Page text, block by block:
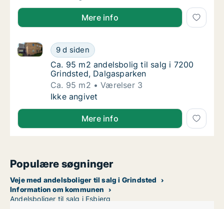
Mere info
Ca. 95 m2 andelsbolig til salg i 7200
9 d siden
Ca. 95 m2 andelsbolig til salg i 7200 Grindsted,
Ca. 95 m2 andelsbolig til salg i 7200
Ca. 95 m2 andelsbolig til salg i 7200
Grindsted, Dalgasparken
Ca. 95 m2
Værelser 3
Ca. 95 m2 andelsbolig til salg i 7200
Ikke angivet
Mere info
Populære søgninger
Veje med andelsboliger til salg i Grindsted
Information om kommunen
Andelsboliger til salg i Esbjerg